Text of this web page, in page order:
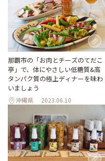
那覇市の「お肉とチーズのてだこ
亭」で、体にやさしい低糖質&高
タンパク質の極上ディナーを味わ
いましょう
沖縄県 2023.06.10